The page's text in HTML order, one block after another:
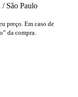
São Paulo
preço. Em caso de
da compra.